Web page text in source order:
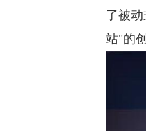
了被
站"的